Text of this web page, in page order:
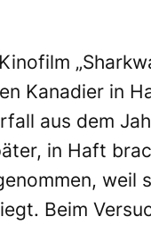
Kanadier in
aus dem
in Haft
weil
Beim